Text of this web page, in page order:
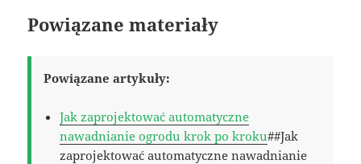
Powiązane materiały
Powiązane artykuły:
Jak zaprojektować automatyczne
nawadnianie ogrodu krok po kroku##Jak
zaprojektować automatyczne nawadnianie